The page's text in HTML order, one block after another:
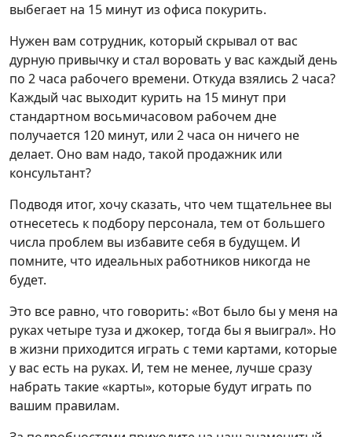
выбегает на 15 минут из офиса покурить.
Нужен вам сотрудник, который скрывал от вас
дурную привычку и стал воровать у вас каждый день
по 2 часа рабочего времени. Откуда взялись 2 часа?
Каждый час выходит курить на 15 минут при
стандартном восьмичасовом рабочем дне
получается 120 минут, или 2 часа он ничего не
делает. Оно вам надо, такой продажник или
консультант?
Подводя итог, хочу сказать, что чем тщательнее вы
отнесетесь к подбору персонала, тем от большего
числа проблем вы избавите себя в будущем. И
помните, что идеальных работников никогда не
будет.
Это все равно, что говорить: «Вот было бы у меня на
руках четыре туза и джокер, тогда бы я выиграл». Но
в жизни приходится играть с теми картами, которые
у вас есть на руках. И, тем не менее, лучше сразу
набрать такие «карты», которые будут играть по
вашим правилам.